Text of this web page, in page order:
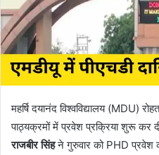
महर्षि दयानंद विश्वविद्यालय (MDU)
पाठ्यक्रमों में प्रवेश प्रक्रिया शुरू कर
राजबीर सिंहने गुरुवार को PHD प्रवेश